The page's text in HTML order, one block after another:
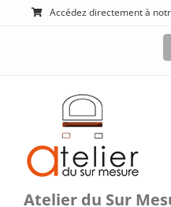
Passer
Accédez directement à
Atelier du Sur